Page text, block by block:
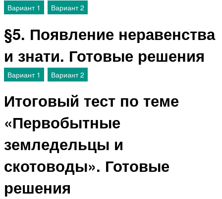
Вариант 1 Вариант 2
§5. Появление неравенства
и знати. Готовые решения
Вариант 1 Вариант 2
Итоговый тест по теме
«Первобытные
земледельцы и
скотоводы». Готовые
решения